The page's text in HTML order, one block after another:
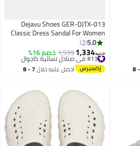
7 - 8
Dejavu Shoes GER-DJTX-013
Classic Dress Sandal For Women
5.0
2
جنيه1,334
1,599خصم 16% #13 في صنادل نسائية كاجوال
توصيل مجاني
#13 في صنادل نسائية كاجوال احصل عليه خلال 7 - 8